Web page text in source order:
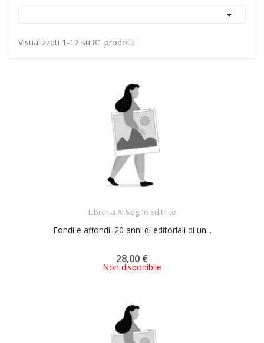

Visualizzati 1-12 su 81 prodotti
Libreria Al Segno Editrice
Fondi e affondi. 20 anni di editoriali di un...
28,00 €
Non disponibile